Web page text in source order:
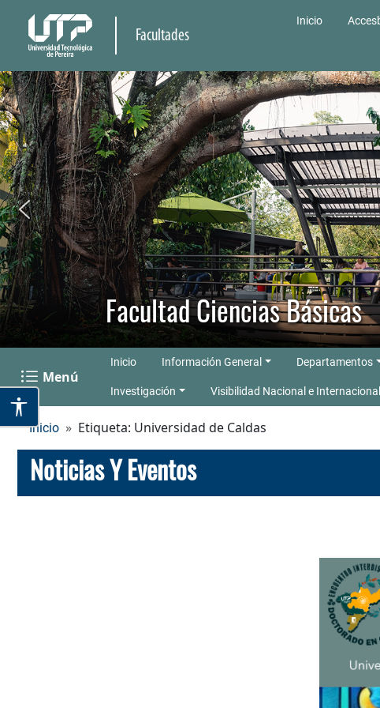
Facultades
Inicio
Facultad Ciencias Básicas
Menú
Inicio Información General Departamentos
Investigación Visibilidad Nacional e Internacional
Inicio Etiqueta: Universidad de Caldas
Noticias Y Eventos